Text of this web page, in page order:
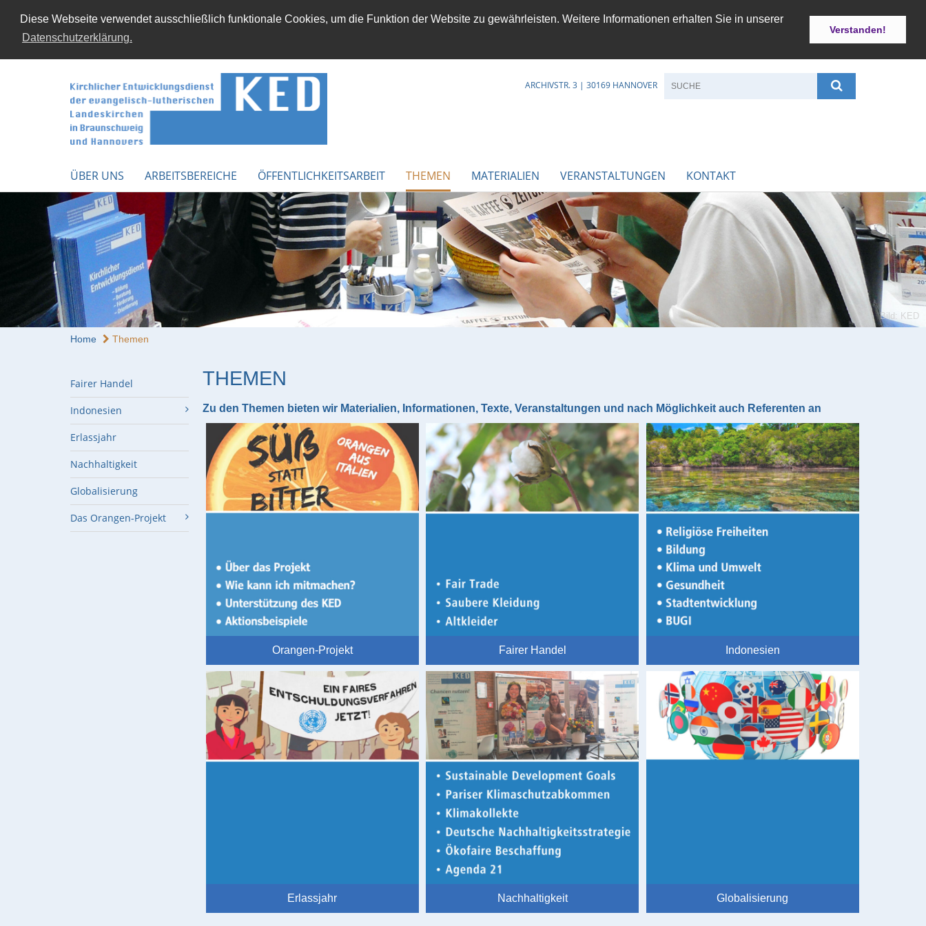
Diese Webseite verwendet ausschließlich funktionale Cookies, um die Funktion der Website zu gewährleisten. Weitere Informationen erhalten Sie in unserer
Datenschutzerklärung.
Verstanden!
ARCHIVSTR. 3 | 30169 HANNOVER
ÜBER UNS ARBEITSBEREICHE ÖFFENTLICHKEITSARBEIT THEMEN MATERIALIEN VERANSTALTUNGEN KONTAKT
Bild: KED
Home Themen
Fairer Handel
Indonesien
Erlassjahr
Nachhaltigkeit
Globalisierung
Das Orangen-Projekt
THEMEN
Zu den Themen bieten wir Materialien, Informationen, Texte, Veranstaltungen und nach Möglichkeit auch Referenten an
Orangen-Projekt Fairer Handel Indonesien
Erlassjahr Nachhaltigkeit Globalisierung